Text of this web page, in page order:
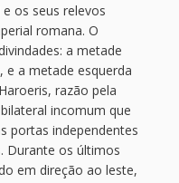
os seus relevos
romana. O
a metade
e a metade esquerda
razão pela
incomum que
portas independentes
Durante os últimos
em direção ao leste,